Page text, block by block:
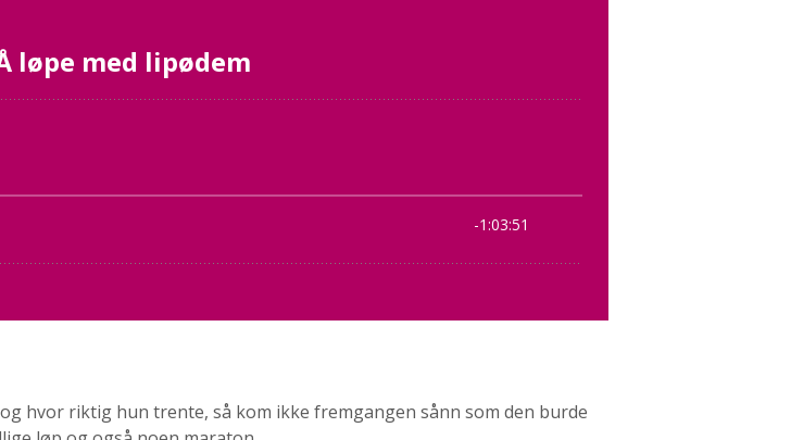
hvor riktig hun trente, så kom ikke fremgangen sånn som den burde